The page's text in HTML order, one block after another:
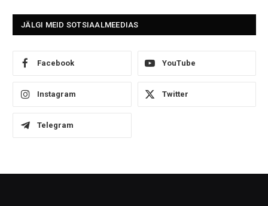
JÄLGI MEID SOTSIAALMEEDIAS
Facebook YouTube
Instagram Twitter
Telegram